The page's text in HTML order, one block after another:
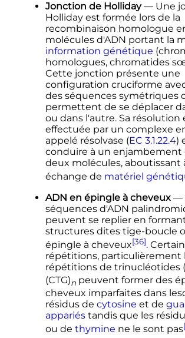
Jonction de Holliday— Une
Holliday est formée lors de la
recombinaison homologue
molécules d'ADN portant la
information génétique
homologues, chromatides
Cette jonction présente une
configuration cruciforme
des séquences symétriques
permettent de se déplacer
ou dans l'autre. Sa résolution
effectuée par un complexe
appelé résolvase (EC 3.1.22.4)
conduire à un enjambement
deux molécules, aboutissant
échange de matériel
ADN en épingle à cheveux—
séquences d'ADN
peuvent se replier en
structures dites tige-boucle
épingle à cheveux[36].
répétitions, particulièrement
répétitions de trinucléotides
(CTG)npeuvent former des
cheveux imparfaites dans
résidus de cytosine et de
appariéstandis que les
ou de thymine ne le sont pas